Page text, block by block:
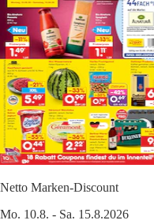
Netto Marken-Discount
Mo. 10.8. - Sa. 15.8.2026